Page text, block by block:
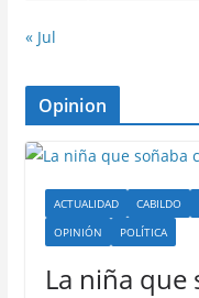
« Jul
Opinion
ACTUALIDAD CABILDO
OPINIÓN
POLÍTICA
La niña que